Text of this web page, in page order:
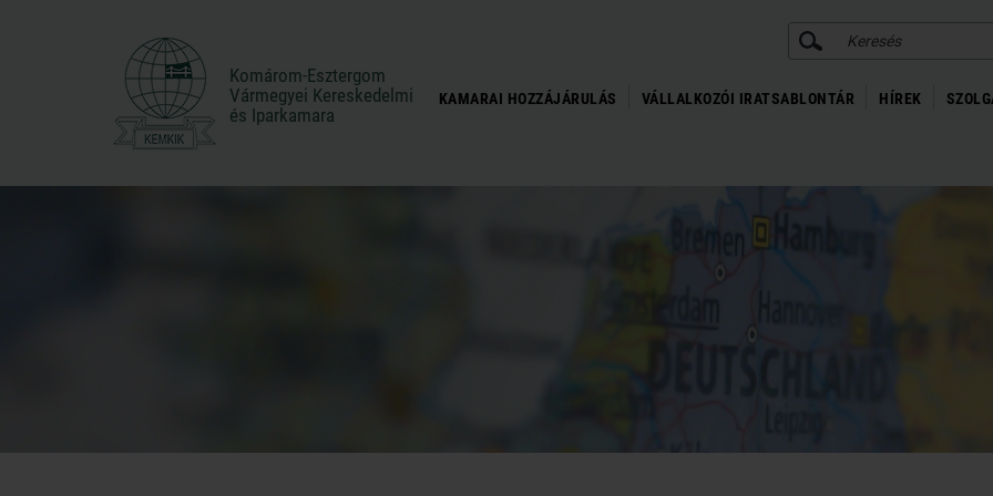
Komárom-Esztergom
Vármegyei Kereskedelmi
és Iparkamara
Komárom-Esztergom
Vármegyei Kereskedelmi
és Iparkamara
KERESÉS
KAMARAI HOZZÁJÁRULÁS VÁLLALKOZÓI IRATSABLONTÁR HÍREK